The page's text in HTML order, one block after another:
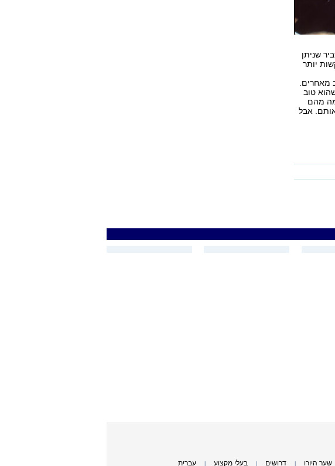
שניתן
יותר
מאחרים.
טוב
מהם
אבל
שער היורו דרושים בעלי מקצוע עברית